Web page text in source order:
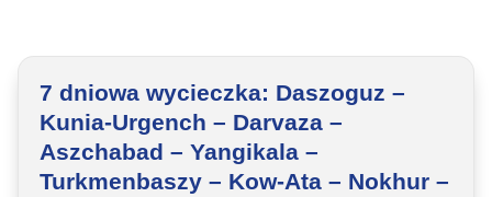
7 dniowa wycieczka: Daszoguz –
Kunia-Urgench – Darvaza –
Aszchabad – Yangikala –
Turkmenbaszy – Kow-Ata – Nokhur –